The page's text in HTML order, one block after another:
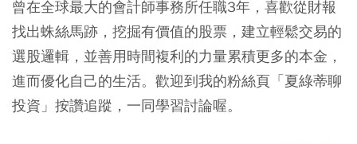
曾在全球最大的會計師事務所任職3年，喜歡從財報
找出蛛絲馬跡，挖掘有價值的股票，建立輕鬆交易的
選股邏輯，並善用時間複利的力量累積更多的本金，
進而優化自己的生活。歡迎到我的粉絲頁「夏綠蒂聊
投資」按讚追蹤，一同學習討論喔。